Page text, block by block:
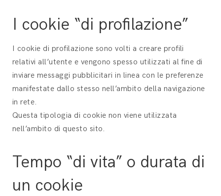
I cookie “di profilazione”
I cookie di profilazione sono volti a creare profili
relativi all’utente e vengono spesso utilizzati al fine di
inviare messaggi pubblicitari in linea con le preferenze
manifestate dallo stesso nell’ambito della navigazione
in rete.
Questa tipologia di cookie non viene utilizzata
nell’ambito di questo sito.
Tempo “di vita” o durata di
un cookie